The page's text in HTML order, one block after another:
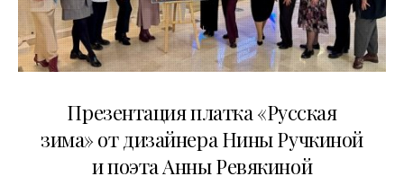
Презентация платка «Русская
зима» от дизайнера Нины Ручкиной
и поэта Анны Ревякиной